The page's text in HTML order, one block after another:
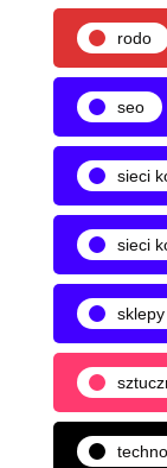
rodo
seo
sieci
sieci